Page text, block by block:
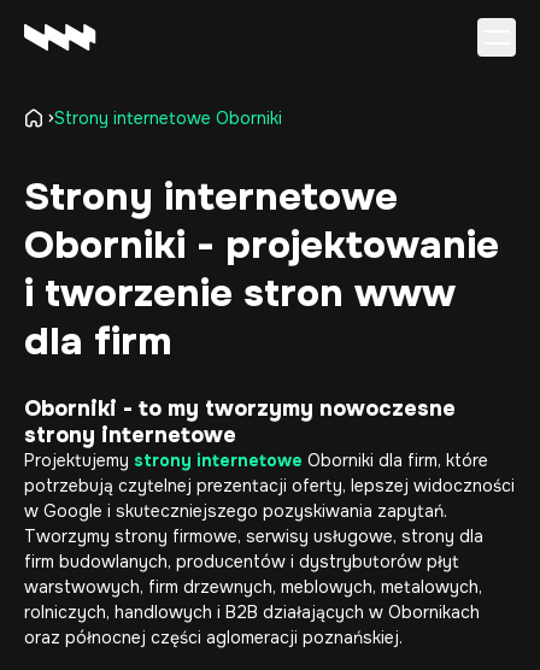
O firmie
Kariera
Baza wiedzy
Kontakt
Strony internetowe Oborniki
Strony internetowe
Oborniki - projektowanie
i tworzenie stron www
dla firm
Oborniki - to my tworzymy nowoczesne
strony internetowe
Projektujemy strony internetowe Oborniki dla firm, które
potrzebują czytelnej prezentacji oferty, lepszej widoczności
w Google i skuteczniejszego pozyskiwania zapytań.
Tworzymy strony firmowe, serwisy usługowe, strony dla
firm budowlanych, producentów i dystrybutorów płyt
warstwowych, firm drzewnych, meblowych, metalowych,
rolniczych, handlowych i B2B działających w Obornikach
oraz północnej części aglomeracji poznańskiej.